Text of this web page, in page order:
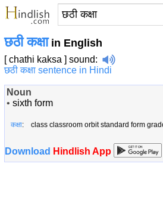
छठी कक्षाin English
[ chathi kaksa ] sound:
छठी कक्षा sentence in Hindi
Noun
• sixth form
कक्षा: class classroom orbit standard form
Download Hindlish App